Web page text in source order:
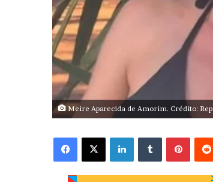
Meire Aparecida de Amorim. Crédito:
Facebook X Linkedin